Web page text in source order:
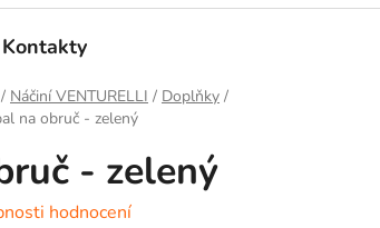
KOŠÍK
Kontakty
/ Náčiní VENTURELLI / Doplňky /
na obruč - zelený
- zelený
hodnocení